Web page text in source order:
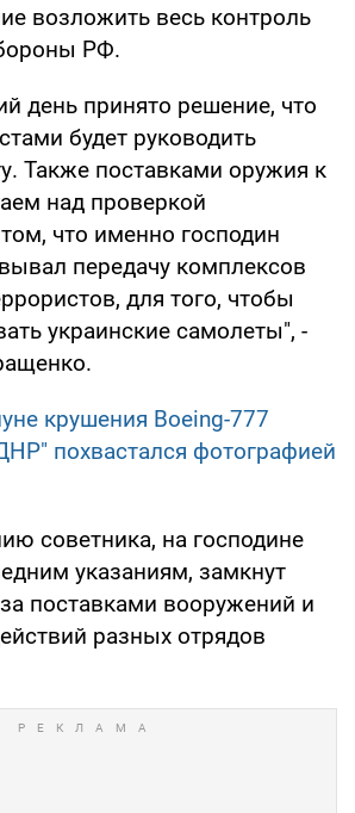
возложить весь контроль
РФ.
день принято решение, что
будет руководить
Также поставками оружия к
над проверкой
что именно господин
передачу комплексов
для того, чтобы
украинские самолеты", -
крушения Boeing-777
похвастался фотографией
советника, на господине
указаниям, замкнут
поставками вооружений и
разных отрядов